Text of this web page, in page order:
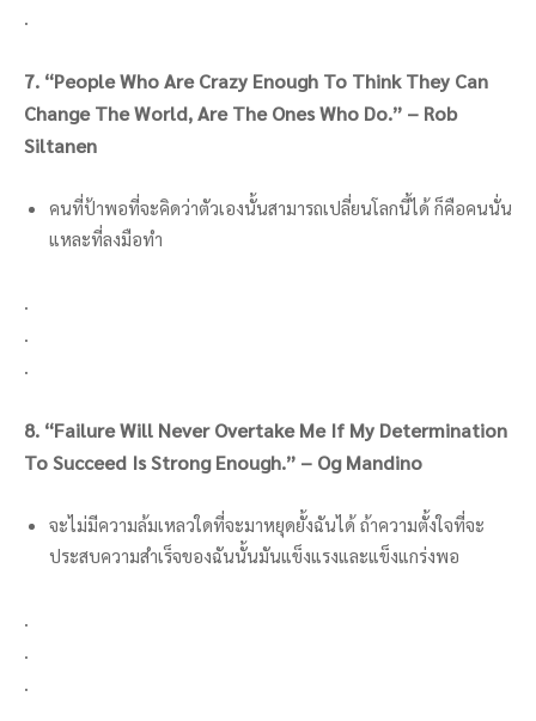
.
7. “People Who Are Crazy Enough To Think They Can
Change The World, Are The Ones Who Do.” – Rob
Siltanen
คนที่ป้าพอที่จะคิดว่าตัวเองนั้นสามารถเปลี่ยนโลกนี้ได้ ก็คือคนนั่น
แหละที่ลงมือทำ
.
.
.
8. “Failure Will Never Overtake Me If My Determination
To Succeed Is Strong Enough.” – Og Mandino
จะไม่มีความล้มเหลวใดที่จะมาหยุดยั้งฉันได้ ถ้าความตั้งใจที่จะ
ประสบความสำเร็จของฉันนั้นมันแข็งแรงและแข็งแกร่งพอ
.
.
.